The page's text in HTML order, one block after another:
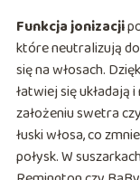
Funkcja jonizacji
które neutralizują
się na włosach.
łatwiej się układają
założeniu swetra
łuski włosa, co
połysk. W